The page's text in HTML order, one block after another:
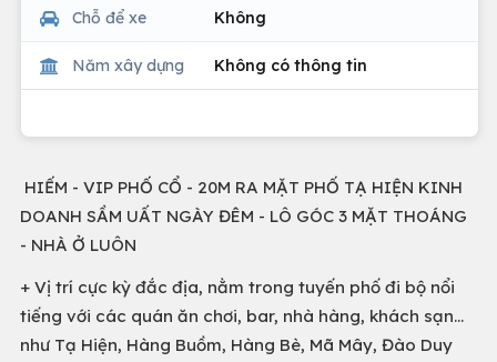
Chỗ để xe Không
Năm xây dựng Không có thông tin
HIẾM - VIP PHỐ CỔ - 20M RA MẶT PHỐ TẠ HIỆN KINH
DOANH SẦM UẤT NGÀY ĐÊM - LÔ GÓC 3 MẶT THOÁNG
- NHÀ Ở LUÔN
+ Vị trí cực kỳ đắc địa, nằm trong tuyến phố đi bộ nổi
tiếng với các quán ăn chơi, bar, nhà hàng, khách sạn…
như Tạ Hiện, Hàng Buồm, Hàng Bè, Mã Mây, Đào Duy